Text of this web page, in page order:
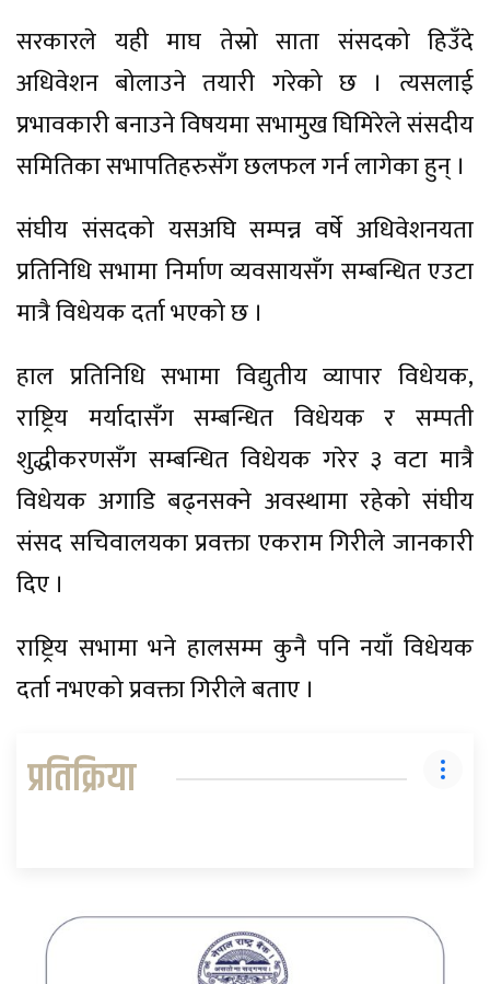
सरकारले यही माघ तेस्रो साता संसदको हिउँदे
अधिवेशन बोलाउने तयारी गरेको छ । त्यसलाई
प्रभावकारी बनाउने विषयमा सभामुख घिमिरेले संसदीय
समितिका सभापतिहरुसँग छलफल गर्न लागेका हुन् ।
संघीय संसदको यसअघि सम्पन्न वर्षे अधिवेशनयता
प्रतिनिधि सभामा निर्माण व्यवसायसँग सम्बन्धित एउटा
मात्रै विधेयक दर्ता भएको छ ।
हाल प्रतिनिधि सभामा विद्युतीय व्यापार विधेयक,
राष्ट्रिय मर्यादासँग सम्बन्धित विधेयक र सम्पती
शुद्धीकरणसँग सम्बन्धित विधेयक गरेर ३ वटा मात्रै
विधेयक अगाडि बढ्नसक्ने अवस्थामा रहेको संघीय
संसद सचिवालयका प्रवक्ता एकराम गिरीले जानकारी
दिए ।
राष्ट्रिय सभामा भने हालसम्म कुनै पनि नयाँ विधेयक
दर्ता नभएको प्रवक्ता गिरीले बताए ।
प्रतिक्रिया